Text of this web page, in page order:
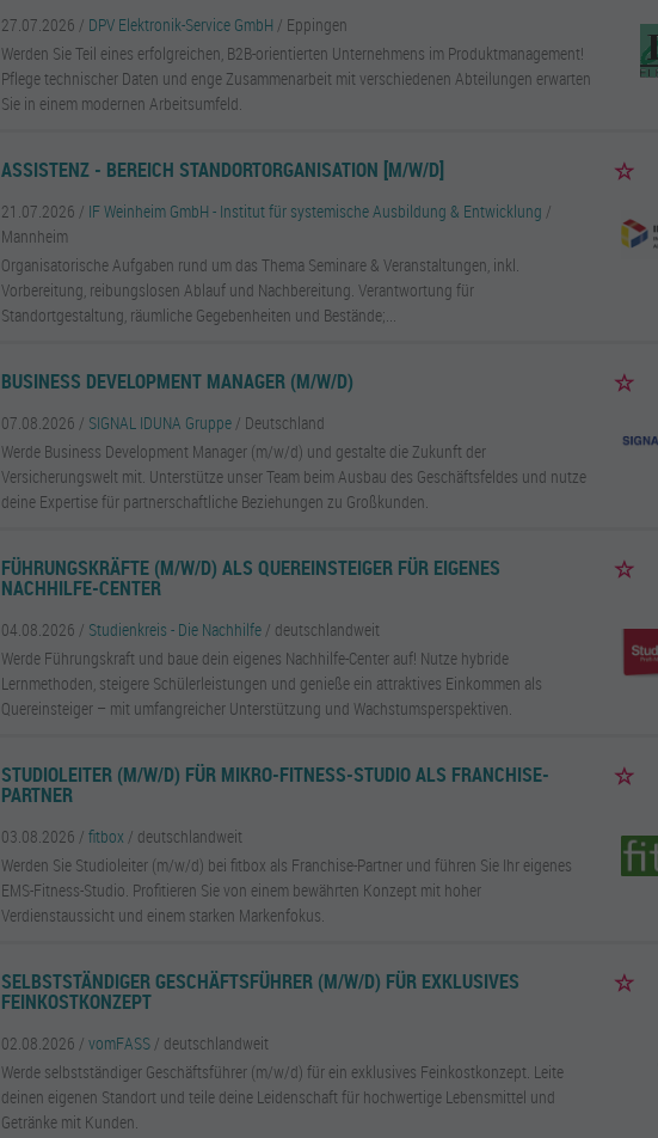
27.07.2026 / DPV Elektronik-Service GmbH / Eppingen
Werden Sie Teil eines erfolgreichen, B2B-orientierten Unternehmens im Produktmanagement!
Pflege technischer Daten und enge Zusammenarbeit mit verschiedenen Abteilungen erwarten
Sie in einem modernen Arbeitsumfeld.
ASSISTENZ - BEREICH STANDORTORGANISATION [M/W/D]
21.07.2026 / IF Weinheim GmbH - Institut für systemische Ausbildung & Entwicklung /
Mannheim
Organisatorische Aufgaben rund um das Thema Seminare & Veranstaltungen, inkl.
Vorbereitung, reibungslosen Ablauf und Nachbereitung. Verantwortung für
Standortgestaltung, räumliche Gegebenheiten und Bestände;...
BUSINESS DEVELOPMENT MANAGER (M/W/D)
07.08.2026 / SIGNAL IDUNA Gruppe / Deutschland
Werde Business Development Manager (m/w/d) und gestalte die Zukunft der
Versicherungswelt mit. Unterstütze unser Team beim Ausbau des Geschäftsfeldes und nutze
deine Expertise für partnerschaftliche Beziehungen zu Großkunden.
FÜHRUNGSKRÄFTE (M/W/D) ALS QUEREINSTEIGER FÜR EIGENES
NACHHILFE-CENTER
04.08.2026 / Studienkreis - Die Nachhilfe / deutschlandweit
Werde Führungskraft und baue dein eigenes Nachhilfe-Center auf! Nutze hybride
Lernmethoden, steigere Schülerleistungen und genieße ein attraktives Einkommen als
Quereinsteiger – mit umfangreicher Unterstützung und Wachstumsperspektiven.
STUDIOLEITER (M/W/D) FÜR MIKRO-FITNESS-STUDIO ALS FRANCHISE-
PARTNER
03.08.2026 /fitbox / deutschlandweit
Werden Sie Studioleiter (m/w/d) bei fitbox als Franchise-Partner und führen Sie Ihr eigenes
EMS-Fitness-Studio. Profitieren Sie von einem bewährten Konzept mit hoher
Verdienstaussicht und einem starken Markenfokus.
SELBSTSTÄNDIGER GESCHÄFTSFÜHRER (M/W/D) FÜR EXKLUSIVES
FEINKOSTKONZEPT
02.08.2026 /vomFASS / deutschlandweit
Werde selbstständiger Geschäftsführer (m/w/d) für ein exklusives Feinkostkonzept. Leite
deinen eigenen Standort und teile deine Leidenschaft für hochwertige Lebensmittel und
Getränke mit Kunden.